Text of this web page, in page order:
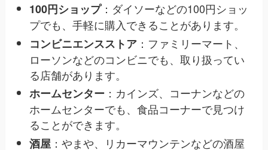
100円ショップ：ダイソーなどの100円ショッ
プでも、手軽に購入できることがあります。
コンビニエンスストア ：ファミリーマート、
ローソンなどのコンビニでも、取り扱ってい
る店舗があります。
ホームセンター ：カインズ、コーナンなどの
ホームセンターでも、食品コーナーで見つけ
ることができます。
酒屋 ：やまや、リカーマウンテンなどの酒屋